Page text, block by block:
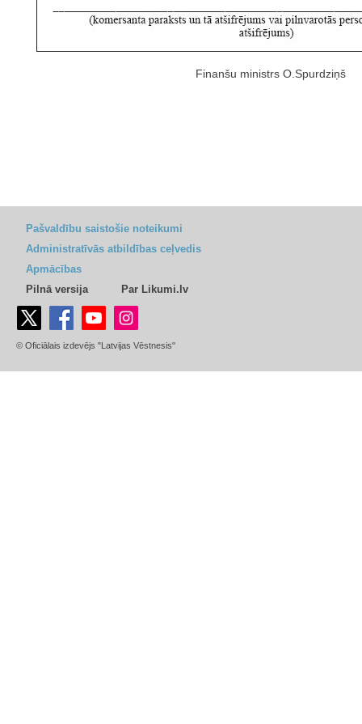
Finanšu ministrs O.Spurdziņš
Pašvaldību saistošie noteikumi
Administratīvās atbildības ceļvedis
Apmācības
Pilnā versija
Par Likumi.lv
© Oficiālais izdevējs "Latvijas Vēstnesis"